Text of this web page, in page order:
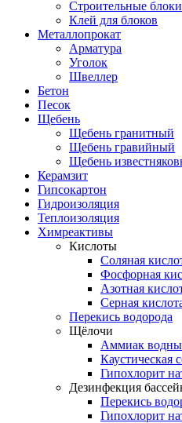
Строительные блоки
Клей для блоков
Металлопрокат
Арматура
Уголок
Швеллер
Бетон
Песок
Щебень
Щебень гранитный
Щебень гравийный
Щебень
Керамзит
Гипсокартон
Гидроизоляция
Теплоизоляция
Химреактивы
Кислоты
Соляная
Фосфорная
Азотная
Серная
Перекись водорода
Щёлочи
Аммиак
Каустическая
Гипохлорит
Дезинфекция
Перекись
Гипохлорит